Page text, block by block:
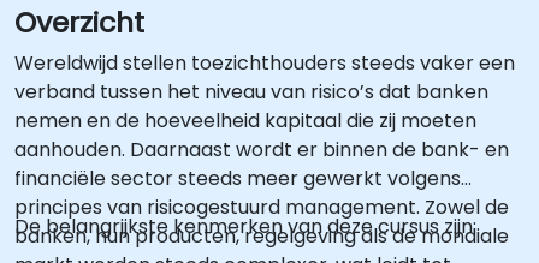
Overzicht
Wereldwijd stellen toezichthouders steeds vaker een
verband tussen het niveau van risico’s dat banken
nemen en de hoeveelheid kapitaal die zij moeten
aanhouden. Daarnaast wordt er binnen de bank- en
financiële sector steeds meer gewerkt volgens
principes van risicogestuurd management. Zowel de
banken, hun producten, regelgeving als de mondiale
De belangrijkste kenmerken van deze cursus zijn: